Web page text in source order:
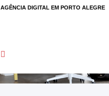
AGÊNCIA DIGITAL EM PORTO ALEGRE